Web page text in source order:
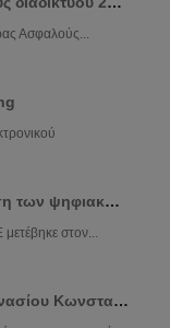
Ασφαλούς...
Διάλεξη για την βελτίωση των ψηφιακών δεξιοτήτων των μελών του ΣΠΑΒΟ
στον...
Φιλοξενία μαθητών Γυμνασίου Κωνσταντινουπόλεως